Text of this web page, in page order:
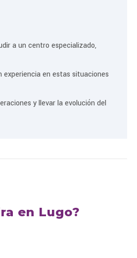
a un centro especializado,
experiencia en estas situaciones
y llevar la evolución del
en Lugo?